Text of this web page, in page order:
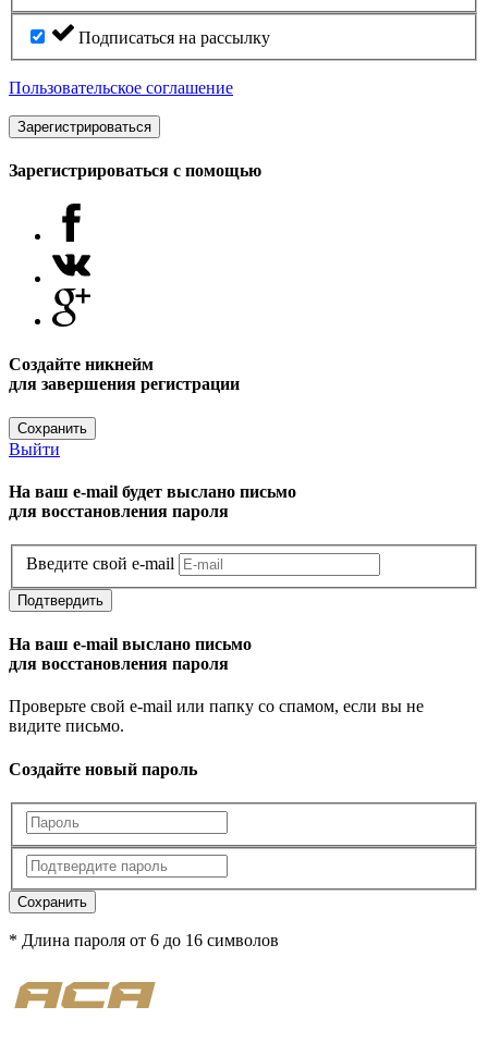
Подписаться на рассылку
Пользовательское соглашение
Зарегистрироваться
Зарегистрироваться с помощью
Создайте никнейм
для завершения регистрации
Сохранить
Выйти
На ваш e-mail будет выслано письмо
для восстановления пароля
Введите свой e-mail
Подтвердить
На ваш e-mail выслано письмо
для восстановления пароля
Проверьте свой e-mail или папку со спамом, если вы не
видите письмо.
Создайте новый пароль
Сохранить
* Длина пароля от 6 до 16 символов